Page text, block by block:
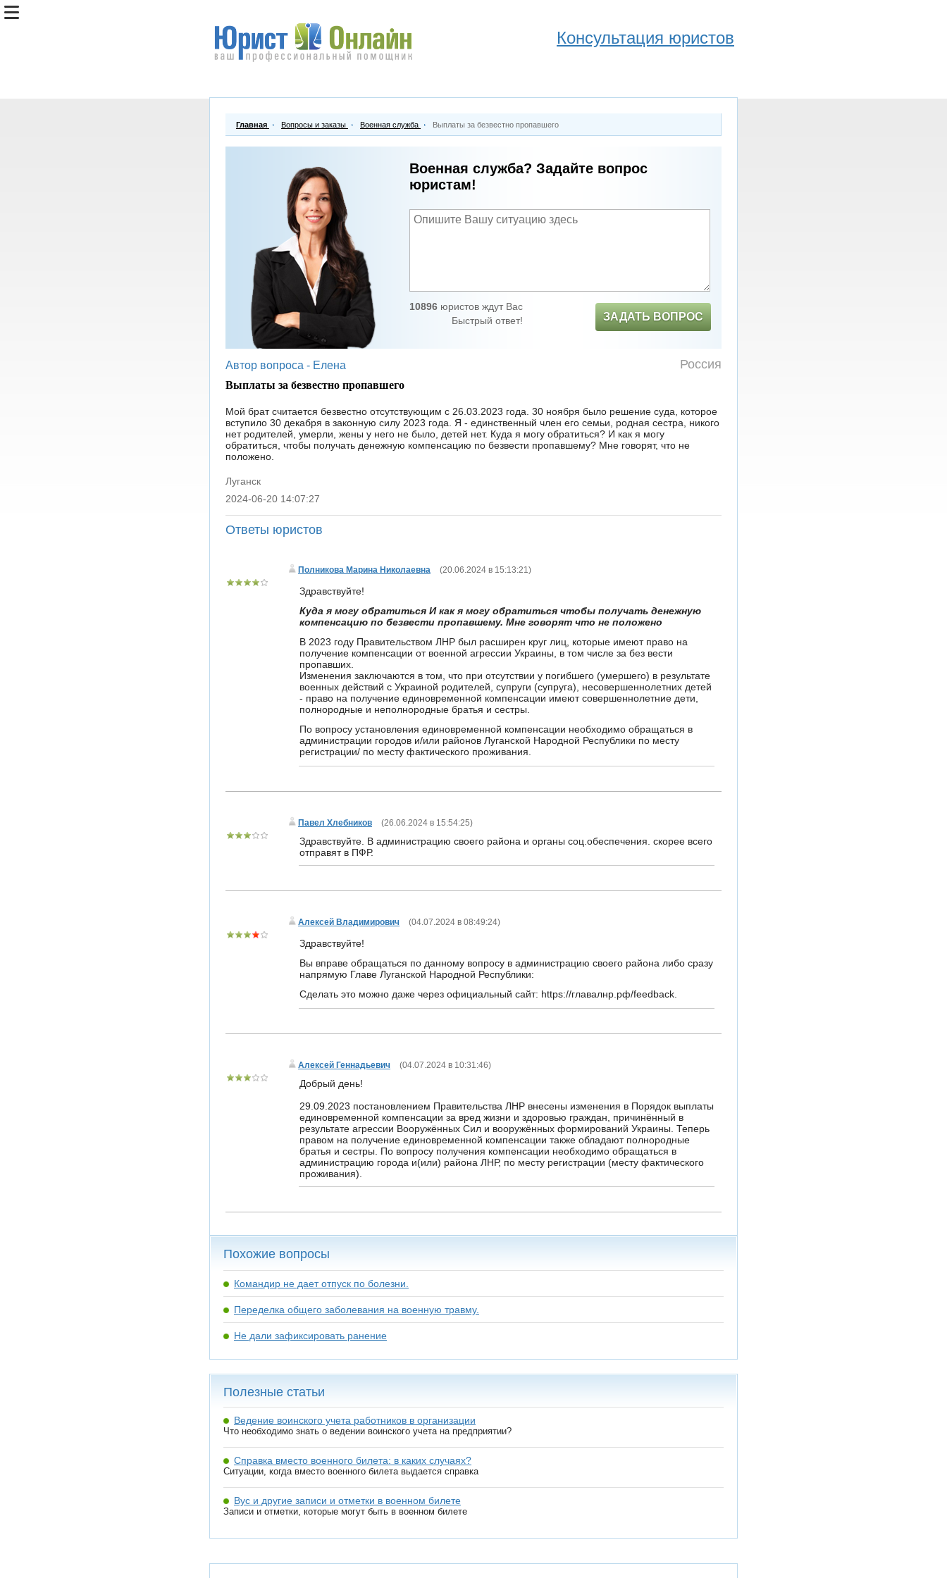
Консультация юристов
Главная Вопросы и заказы Военная служба Выплаты за безвестно пропавшего
Военная служба? Задайте вопрос
юристам!
10896 юристов ждут Вас
Быстрый ответ!
ЗАДАТЬ ВОПРОС
Автор вопроса - Елена Россия
Выплаты за безвестно пропавшего
Мой брат считается безвестно отсутствующим с 26.03.2023 года. 30 ноября было решение суда, которое
вступило 30 декабря в законную силу 2023 года. Я - единственный член его семьи, родная сестра, никого
нет родителей, умерли, жены у него не было, детей нет. Куда я могу обратиться? И как я могу
обратиться, чтобы получать денежную компенсацию по безвести пропавшему? Мне говорят, что не
положено.
Луганск
|
2024-06-20 14:07:27
Ответы юристов
Полникова Марина Николаевна (20.06.2024 в 15:13:21)
Здравствуйте!
Куда я могу обратиться И как я могу обратиться чтобы получать денежную
компенсацию по безвести пропавшему. Мне говорят что не положено
В 2023 году Правительством ЛНР был расширен круг лиц, которые имеют право на
получение компенсации от военной агрессии Украины, в том числе за без вести
пропавших.
Изменения заключаются в том, что при отсутствии у погибшего (умершего) в результате
военных действий с Украиной родителей, супруги (супруга), несовершеннолетних детей
- право на получение единовременной компенсации имеют совершеннолетние дети,
полнородные и неполнородные братья и сестры.
По вопросу установления единовременной компенсации необходимо обращаться в
администрации городов и/или районов Луганской Народной Республики по месту
регистрации/ по месту фактического проживания.
Павел Хлебников (26.06.2024 в 15:54:25)
Здравствуйте. В администрацию своего района и органы соц.обеспечения. скорее всего
отправят в ПФР.
Алексей Владимирович (04.07.2024 в 08:49:24)
Здравствуйте!
Вы вправе обращаться по данному вопросу в администрацию своего района либо сразу
напрямую Главе Луганской Народной Республики:
Сделать это можно даже через официальный сайт: https://главалнр.рф/feedback.
Алексей Геннадьевич (04.07.2024 в 10:31:46)
Добрый день!
29.09.2023 постановлением Правительства ЛНР внесены изменения в Порядок выплаты
единовременной компенсации за вред жизни и здоровью граждан, причинённый в
результате агрессии Вооружённых Сил и вооружённых формирований Украины. Теперь
правом на получение единовременной компенсации также обладают полнородные
братья и сестры. По вопросу получения компенсации необходимо обращаться в
администрацию города и(или) района ЛНР, по месту регистрации (месту фактического
проживания).
Похожие вопросы
Командир не дает отпуск по болезни.
Переделка общего заболевания на военную травму.
Не дали зафиксировать ранение
Полезные статьи
Ведение воинского учета работников в организации
Что необходимо знать о ведении воинского учета на предприятии?
Справка вместо военного билета: в каких случаях?
Ситуации, когда вместо военного билета выдается справка
Вус и другие записи и отметки в военном билете
Записи и отметки, которые могут быть в военном билете